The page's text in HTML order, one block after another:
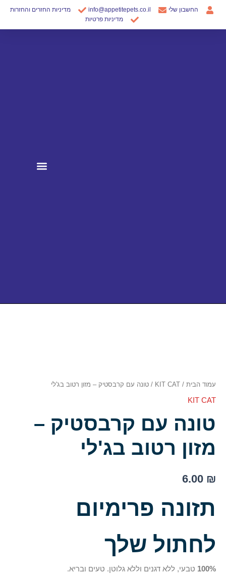
דילוג
החשבון שלי info@appetitepets.co.il
מדיניות החזרים והחזרות
מדיניות פרטיות
עמוד הבית /
KIT CAT / טונה עם קרבסטיק – מזון רטוב בג'לי
KIT CAT
טונה עם קרבסטיק –
מזון רטוב בג'לי
6.00 ₪
תזונה פרימיום
לחתול שלך
100% טבעי, ללא דגנים וללא גלוטן. טעים ובריא.
בג'לי